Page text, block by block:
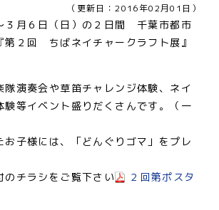
（更新日：2016年02月01日）
３月６日（日）の２日間 千葉市都市
第２回 ちばネイチャークラフト展』
隊演奏会や草笛チャレンジ体験、ネイ
験等イベント盛りだくさんです。（一
お子様には、「どんぐりゴマ」をプレ
のチラシをご覧下さい
２回第ポスタ